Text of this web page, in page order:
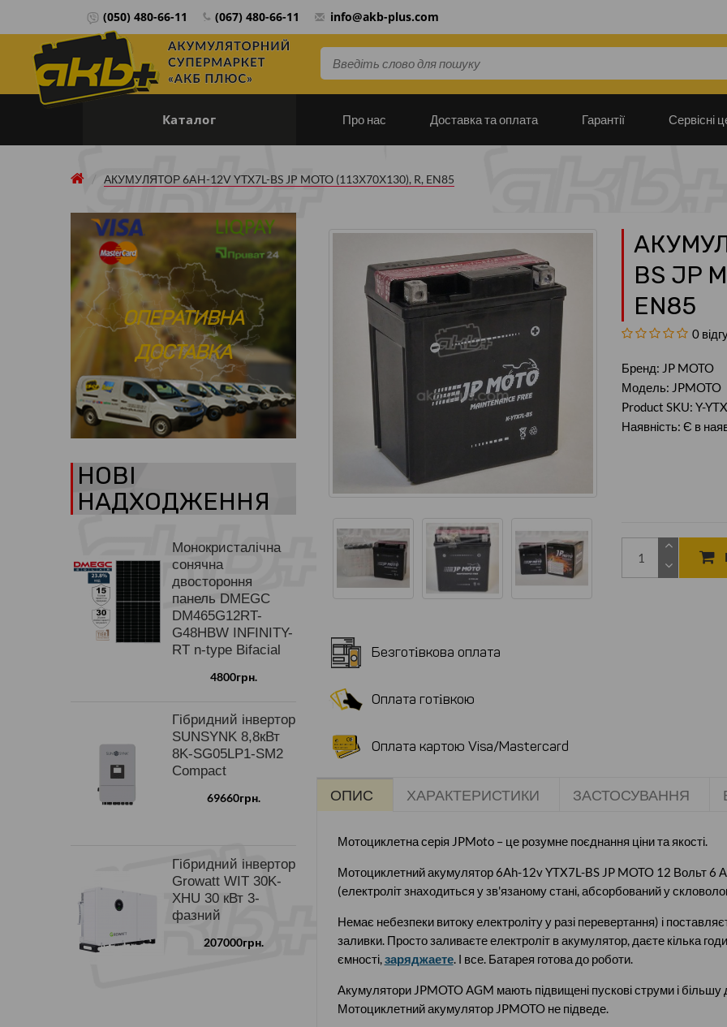
(050) 480-66-11 (067) 480-66-11 info@akb-plus.com
Каталог Про нас Доставка та оплата Гарантії Сервісні
АКУМУЛЯТОР 6AH-12V YTX7L-BS JP MOTO (113Х70Х130), R, EN85
ОПЕРАТИВНА
ДОСТАВКА
НОВІ
НАДХОДЖЕННЯ
Монокристалічна
сонячна
двостороння
панель DMEGC
DM465G12RT-
G48HBW INFINITY-
RT n-type Bifacial
4800грн.
Гібридний інвертор
SUNSYNK 8,8кВт
8K-SG05LP1-SM2
Compact
69660грн.
Гібридний інвертор
Growatt WIT 30K-
XHU 30 кВт 3-
фазний
207000грн.
BS JP
EN85
0
Бренд: JP MOTO
Модель: JPMOTO
Product SKU: Y-
Наявність: Є в
Безготівкова оплата
Оплата готівкою
Оплата картою Visa/Mastercard
ОПИС ХАРАКТЕРИСТИКИ ЗАСТОСУВАННЯ
Мотоциклетна серія JPMoto – це розумне поєднання ціни та якості.
Мотоциклетний акумулятор 6Ah-12v YTX7L-BS JP MOTO 12 Вольт 6
(електроліт знаходиться у зв'язаному стані, абсорбований у
Немає небезпеки витоку електроліту у разі перевертання) і
заливки. Просто заливаєте електроліт в акумулятор, даєте кілька
ємності,заряджаете. І все. Батарея готова до роботи.
Акумулятори JPMOTO AGM мають підвищені пускові струми і більшу
Мотоциклетний акумулятор JPMOTO не підведе.
Мова інтернет-магазину
Будь-ласка оберіть мову сайту
русский
Українська